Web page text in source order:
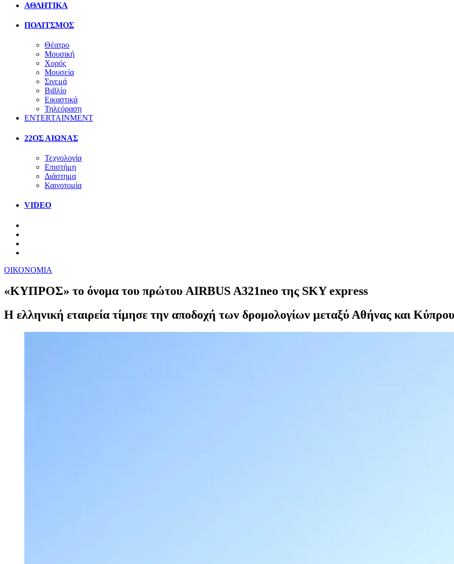
ΑΘΛΗΤΙΚΑ
ΠΟΛΙΤΣΜΟΣ
Θέατρο
Μουσική
Χορός
Μουσεία
Σινεμά
Βιβλίο
Εικαστικά
Τηλεόραση
ENTERTAINMENT
22ΟΣ ΑΙΩΝΑΣ
Τεχνολογία
Επιστήμη
Διάστημα
Καινοτομία
VIDEO
ΟΙΚΟΝΟΜΙΑ
«ΚΥΠΡΟΣ» το όνομα του πρώτου AIRBUS A321neo της SKY express
Η ελληνική εταιρεία τίμησε την αποδοχή των δρομολογίων μεταξύ Αθήνας και